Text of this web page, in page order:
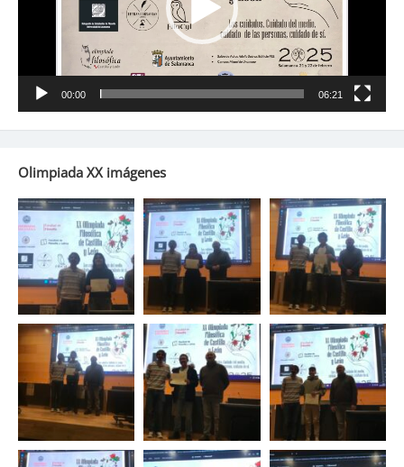
00:00 06:21
Olimpiada XX imágenes